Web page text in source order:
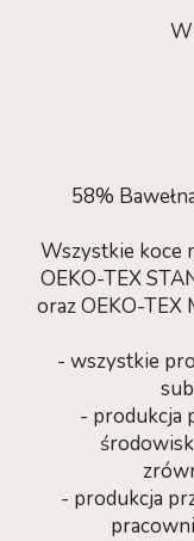
58%
Wszystkie koce
OEKO-TEX
oraz OEKO-TEX
- wszystkie
- produkcja
- produkcja